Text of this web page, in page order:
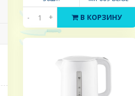
- + В КОРЗИНУ